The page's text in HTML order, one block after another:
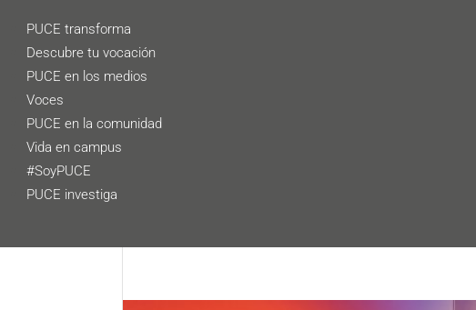
PUCE transforma
Descubre tu vocación
PUCE en los medios
Voces
PUCE en la comunidad
Vida en campus
#SoyPUCE
PUCE investiga